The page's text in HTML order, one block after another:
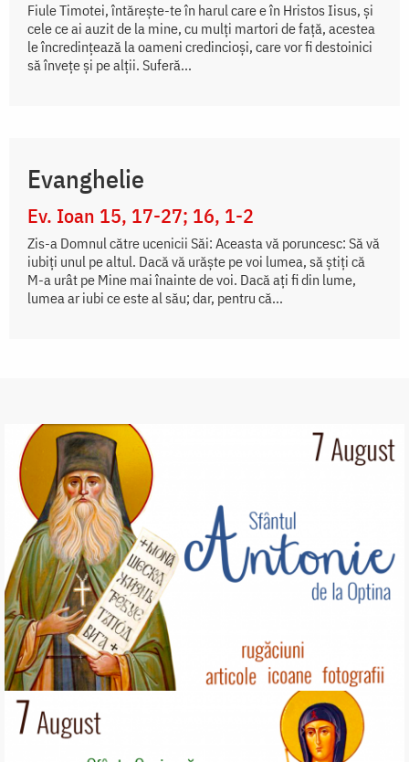
Fiule Timotei, întăreşte-te în harul care e în Hristos Iisus, şi
cele ce ai auzit de la mine, cu mulţi martori de faţă, acestea
le încredinţează la oameni credincioşi, care vor fi destoinici
să înveţe şi pe alţii. Suferă...
Evanghelie
Ev. Ioan 15, 17-27; 16, 1-2
Zis-a Domnul către ucenicii Săi: Aceasta vă poruncesc: Să vă
iubiți unul pe altul. Dacă vă urăște pe voi lumea, să știți că
M-a urât pe Mine mai înainte de voi. Dacă ați fi din lume,
lumea ar iubi ce este al său; dar, pentru că...